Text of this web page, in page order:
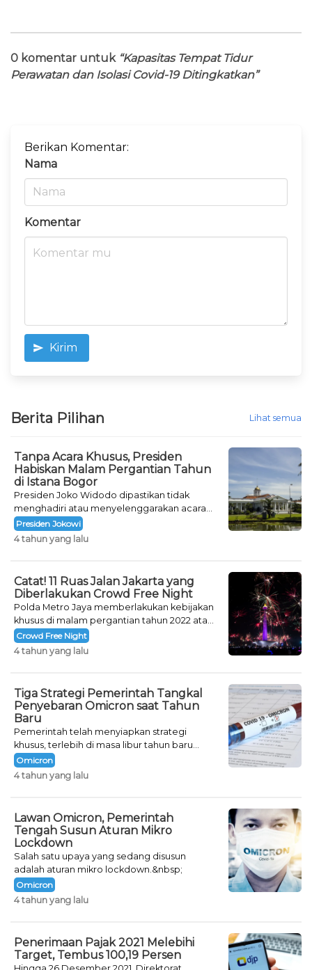
0 komentar untuk “Kapasitas Tempat Tidur
Perawatan dan Isolasi Covid-19 Ditingkatkan”
Berikan Komentar:
Nama
Komentar
Kirim
Berita Pilihan Lihat semua
Tanpa Acara Khusus, Presiden
Habiskan Malam Pergantian Tahun
di Istana Bogor
Presiden Joko Widodo dipastikan tidak
menghadiri atau menyelenggarakan acara
khusus untuk mengisi malam pergantian
tahun.
Presiden Jokowi
4 tahun yang lalu
Catat! 11 Ruas Jalan Jakarta yang
Diberlakukan Crowd Free Night
Polda Metro Jaya memberlakukan kebijakan
khusus di malam pergantian tahun 2022 atau
Crowd Free Night selama dua hari.
Crowd Free Night
4 tahun yang lalu
Tiga Strategi Pemerintah Tangkal
Penyebaran Omicron saat Tahun
Baru
Pemerintah telah menyiapkan strategi
khusus, terlebih di masa libur tahun baru
seperti saat ini.
Omicron
4 tahun yang lalu
Lawan Omicron, Pemerintah
Tengah Susun Aturan Mikro
Lockdown
Salah satu upaya yang sedang disusun
adalah aturan mikro lockdown.&nbsp;
Omicron
4 tahun yang lalu
Penerimaan Pajak 2021 Melebihi
Target, Tembus 100,19 Persen